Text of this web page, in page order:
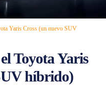
Yaris Cross (un nuevo SUV
Toyota Yaris
híbrido)